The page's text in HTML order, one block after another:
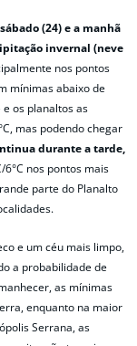
(24) e a manhã
invernal (neve
nos pontos
mínimas abaixo de
e os planaltos as
mas podendo chegar
durante a tarde,
nos pontos mais
parte do Planalto
e um céu mais limpo,
a probabilidade de
as mínimas
enquanto na maior
Serrana, as